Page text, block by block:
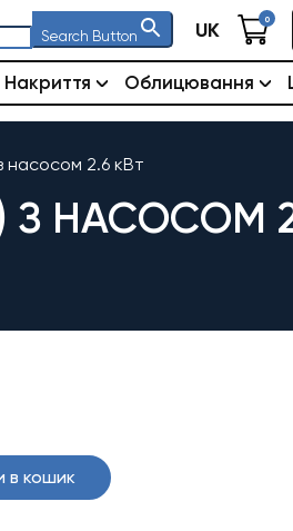
Search Button UK 0
Накриття Облицювання
2.6 кВт
З НАСОСОМ
в кошик